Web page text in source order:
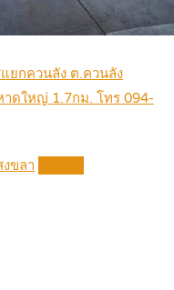
ยกควนลัง ต.ควนลัง
ดใหญ่ 1.7กม. โทร 094-
ขลา